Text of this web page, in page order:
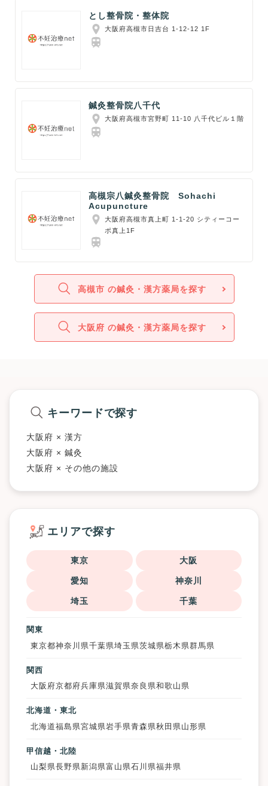
とし整骨院・整体院
大阪府高槻市日吉台 1-12-12 1F
鍼灸整骨院八千代
大阪府高槻市宮野町 11-10 八千代ビル１階
高槻宗八鍼灸整骨院 Sohachi
Acupuncture
大阪府高槻市真上町 1-1-20 シティーコー
ポ真上1F
高槻市 の鍼灸・漢方薬局を探す
大阪府 の鍼灸・漢方薬局を探す
キーワードで探す
大阪府 × 漢方
大阪府 × 鍼灸
大阪府 × その他の施設
エリアで探す
東京 大阪
愛知 神奈川
埼玉 千葉
関東
東京都神奈川県千葉県埼玉県茨城県栃木県群馬県
関西
大阪府京都府兵庫県滋賀県奈良県和歌山県
北海道・東北
北海道福島県宮城県岩手県青森県秋田県 山形県
甲信越・北陸
山梨県長野県新潟県富山県石川県福井県